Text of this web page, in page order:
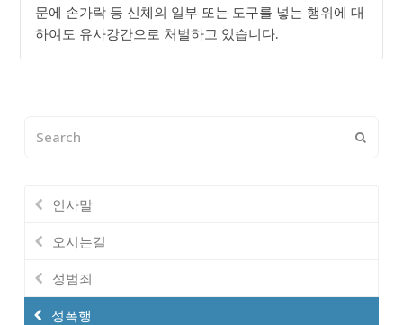
문에 손가락 등 신체의 일부 또는 도구를 넣는 행위에 대
하여도 유사강간으로 처벌하고 있습니다.
인사말
오시는길
성범죄
성폭행